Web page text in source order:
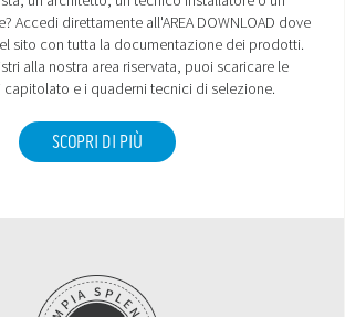
Accedi direttamente all'AREA DOWNLOAD dove
sito con tutta la documentazione dei prodotti.
alla nostra area riservata, puoi scaricare le
e i quaderni tecnici di selezione.
SCOPRI DI PIÙ